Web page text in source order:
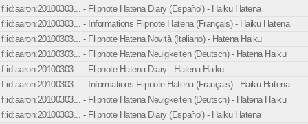
f:id:aaron:20100303... - Flipnote Hatena Diary (Español) - Haiku Hatena
f:id:aaron:20100303... - Informations Flipnote Hatena (Français) - Haiku Hatena
f:id:aaron:20100303... - Flipnote Hatena Novità (Italiano) - Hatena Haiku
f:id:aaron:20100303... - Flipnote Hatena Neuigkeiten (Deutsch) - Hatena Haiku
f:id:aaron:20100303... - Flipnote Hatena Diary - Hatena Haiku
f:id:aaron:20100303... - Informations Flipnote Hatena (Français) - Haiku Hatena
f:id:aaron:20100303... - Flipnote Hatena Neuigkeiten (Deutsch) - Hatena Haiku
f:id:aaron:20100303... - Flipnote Hatena Diary (Español) - Haiku Hatena